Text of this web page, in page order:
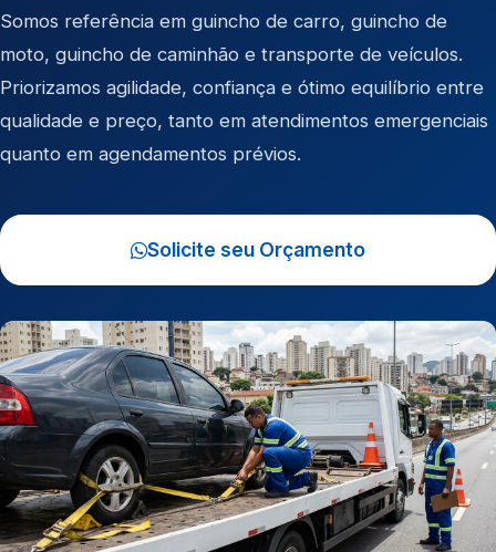
Somos referência em guincho de carro, guincho de
moto, guincho de caminhão e transporte de veículos.
Priorizamos agilidade, confiança e ótimo equilíbrio entre
qualidade e preço, tanto em atendimentos emergenciais
quanto em agendamentos prévios.
Solicite seu Orçamento